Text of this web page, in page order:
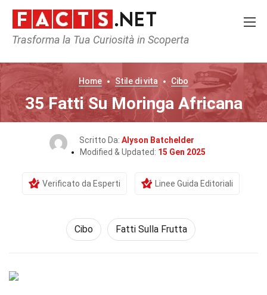
Trasforma la Tua Curiosità in Scoperta
Home Stile di vita Cibo
35 Fatti Su Moringa Africana
Scritto Da: Alyson Batchelder
Modified & Updated: 15 Gen 2025
Verificato da Esperti Linee Guida Editoriali
Cibo Fatti Sulla Frutta